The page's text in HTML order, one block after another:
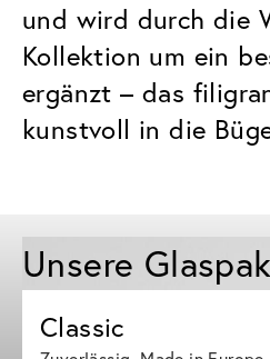
und wird durch die
Kollektion um ein
ergänzt – das
kunstvoll in die
Unsere
Classic